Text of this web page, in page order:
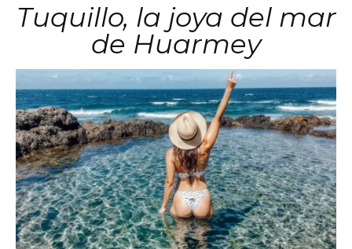
Tuquillo, la joya del mar
de Huarmey